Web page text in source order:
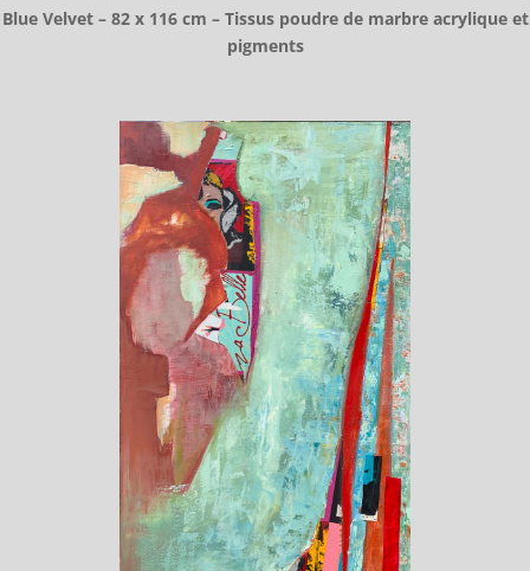
Blue Velvet – 82 x 116 cm – Tissus poudre de marbre acrylique et
pigments